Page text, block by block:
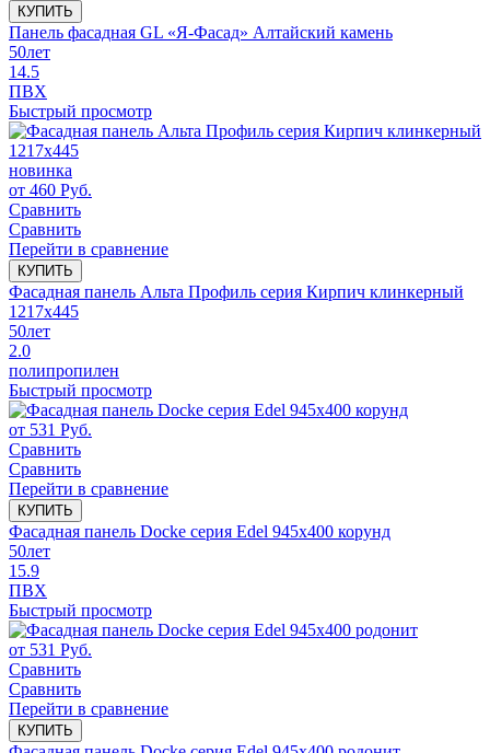
КУПИТЬ
Панель фасадная GL «Я-Фасад» Алтайский камень
50лет
14.5
ПВХ
Быстрый просмотр
новинка
от 460 Руб.
Сравнить
Сравнить
Перейти в сравнение
КУПИТЬ
Фасадная панель Альта Профиль серия Кирпич клинкерный
1217x445
50лет
2.0
полипропилен
Быстрый просмотр
от 531 Руб.
Сравнить
Сравнить
Перейти в сравнение
КУПИТЬ
Фасадная панель Docke серия Edel 945x400 корунд
50лет
15.9
ПВХ
Быстрый просмотр
от 531 Руб.
Сравнить
Сравнить
Перейти в сравнение
КУПИТЬ